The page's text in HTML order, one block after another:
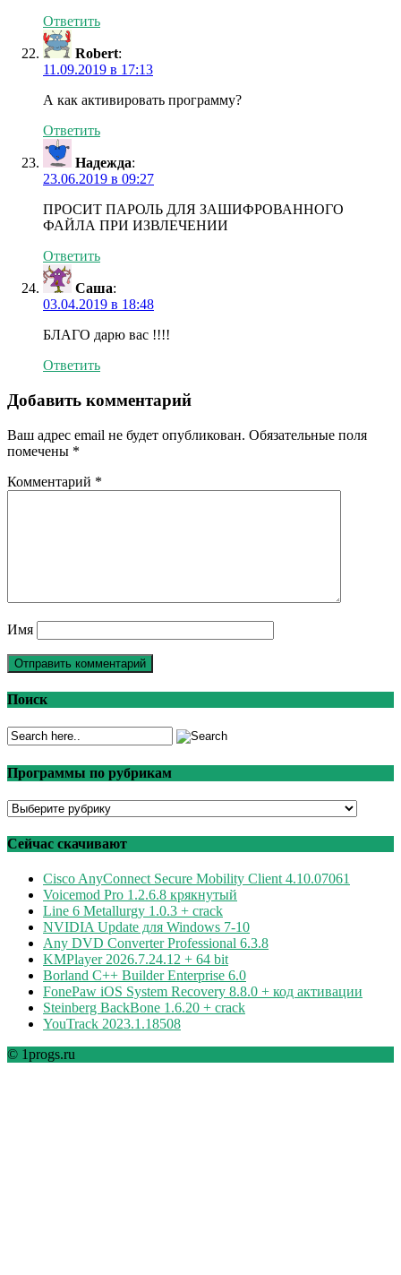
Ответить
Robert:
11.09.2019 в 17:13
А как активировать программу?
Ответить
Надежда:
23.06.2019 в 09:27
ПРОСИТ ПАРОЛЬ ДЛЯ ЗАШИФРОВАННОГО
ФАЙЛА ПРИ ИЗВЛЕЧЕНИИ
Ответить
Саша:
03.04.2019 в 18:48
БЛАГО дарю вас !!!!
Ответить
Добавить комментарий
Ваш адрес email не будет опубликован. Обязательные поля
помечены *
Комментарий *
Имя
Поиск
Программы по рубрикам
Программы
рубрикам
Сейчас скачивают
Cisco AnyConnect Secure Mobility Client 4.10.07061
Voicemod Pro 1.2.6.8 крякнутый
Line 6 Metallurgy 1.0.3 + crack
NVIDIA Update для Windows 7-10
Any DVD Converter Professional 6.3.8
KMPlayer 2026.7.24.12 + 64 bit
Borland C++ Builder Enterprise 6.0
FonePaw iOS System Recovery 8.8.0 + код активации
Steinberg BackBone 1.6.20 + crack
YouTrack 2023.1.18508
© 1progs.ru